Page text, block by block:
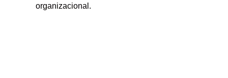
organizacional.